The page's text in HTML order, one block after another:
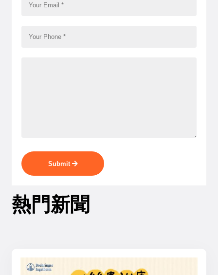
Submit
熱門新聞